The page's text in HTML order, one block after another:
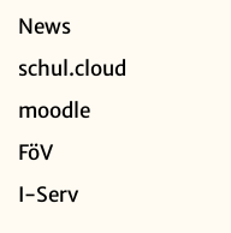
News
schul.cloud
moodle
FöV
I-Serv